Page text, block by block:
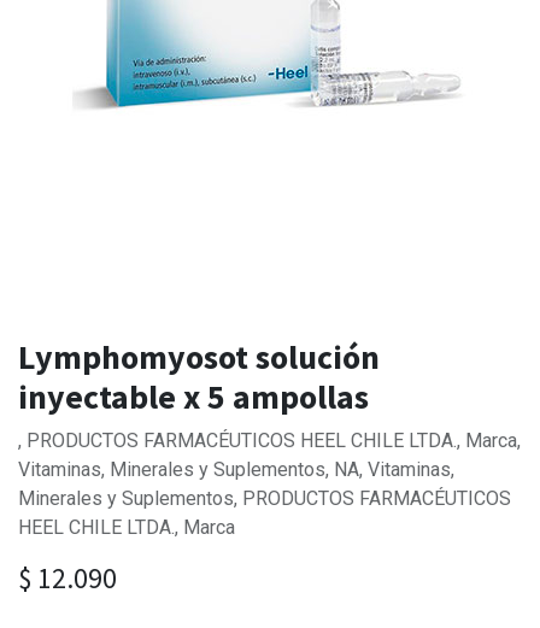
Lymphomyosot solución
inyectable x 5 ampollas
, PRODUCTOS FARMACÉUTICOS HEEL CHILE LTDA., Marca,
Vitaminas, Minerales y Suplementos, NA, Vitaminas,
Minerales y Suplementos, PRODUCTOS FARMACÉUTICOS
HEEL CHILE LTDA., Marca
$ 12.090